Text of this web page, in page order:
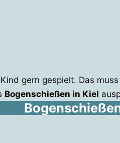
gern gespielt. Das
Bogenschießen in Kiel